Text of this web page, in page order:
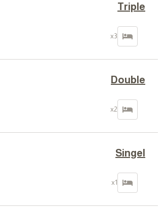
Triple
x3
Double
x2
Singel
x1